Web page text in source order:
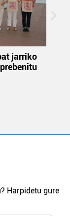
jarriko
Harpidetu gure